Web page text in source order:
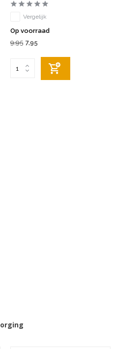
Vergelijk
Op voorraad
9,95 7,95